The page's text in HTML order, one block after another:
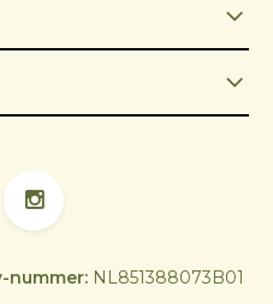
nummer:NL851388073B01